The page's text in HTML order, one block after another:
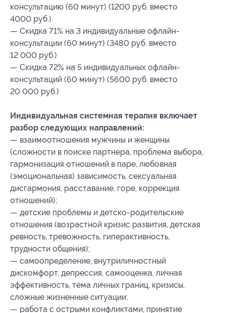
консультацию (60 минут) (1200 руб. вместо
4000 руб.)
— Скидка 71% на 3 индивидуальные офлайн-
консультации (60 минут) (3480 руб. вместо
12 000 руб.)
— Скидка 72% на 5 индивидуальных офлайн-
консультаций (60 минут) (5600 руб. вместо
20 000 руб.)
Индивидуальная системная терапия включает
разбор следующих направлений:
— взаимоотношения мужчины и женщины
(сложности в поиске партнера, проблема выбора,
гармонизация отношений в паре, любовная
(эмоциональная) зависимость, сексуальная
дисгармония, расставание, горе, коррекция
отношений);
— детские проблемы и детско-родительские
отношения (возрастной кризис развития, детская
ревность, тревожность, гиперактивность,
трудности общения);
— самоопределение, внутриличностный
дискомфорт, депрессия, самооценка, личная
эффективность, тема личных границ, кризисы,
сложные жизненные ситуации;
— работа с острыми конфликтами, принятие